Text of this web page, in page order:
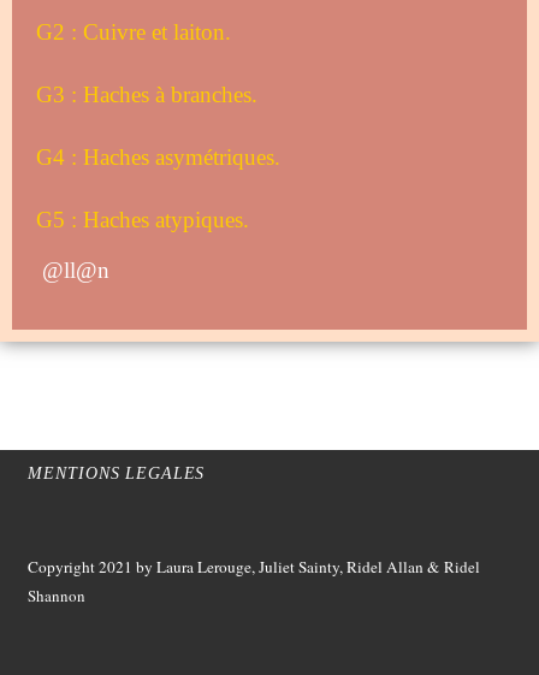
G2 : Cuivre et laiton.
G3 : Haches à branches.
G4 : Haches asymétriques.
G5 : Haches atypiques.
@ll@n
MENTIONS LEGALES
Copyright 2021 by Laura Lerouge, Juliet Sainty, Ridel Allan &Ridel
Shannon